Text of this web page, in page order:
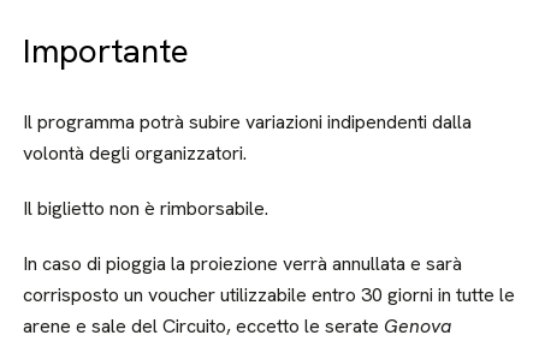
Importante
Il programma potrà subire variazioni indipendenti dalla
volontà degli organizzatori.
Il biglietto non è rimborsabile.
In caso di pioggia la proiezione verrà annullata e sarà
corrisposto un voucher utilizzabile entro 30 giorni in tutte le
arene e sale del Circuito, eccetto le serate Genova